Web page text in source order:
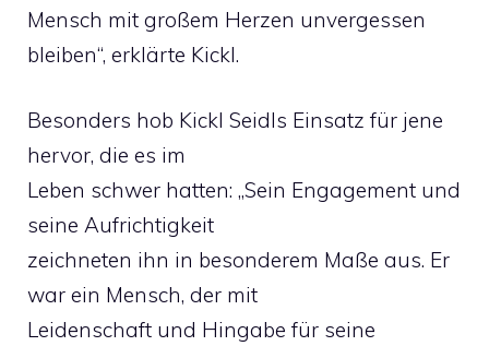
Mensch mit großem Herzen unvergessen
bleiben“, erklärte Kickl.
Besonders hob Kickl Seidls Einsatz für jene
hervor, die es im
Leben schwer hatten: „Sein Engagement und
seine Aufrichtigkeit
zeichneten ihn in besonderem Maße aus. Er
war ein Mensch, der mit
Leidenschaft und Hingabe für seine